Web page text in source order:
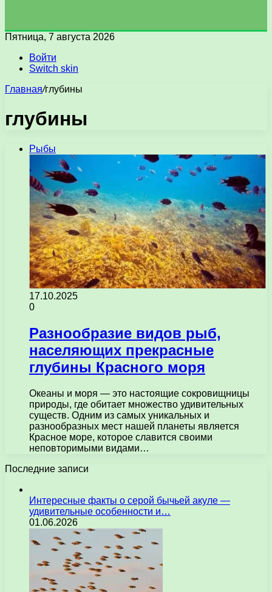
Пятница, 7 августа 2026
Войти
Switch skin
Главная/глубины
глубины
Рыбы
17.10.2025
0
Разнообразие видов рыб,
населяющих прекрасные
глубины Красного моря
Океаны и моря — это настоящие сокровищницы
природы, где обитает множество удивительных
существ. Одним из самых уникальных и
разнообразных мест нашей планеты является
Красное море, которое славится своими
неповторимыми видами…
Последние записи
Интересные факты о серой бычьей акуле —
удивительные особенности и…
01.06.2026